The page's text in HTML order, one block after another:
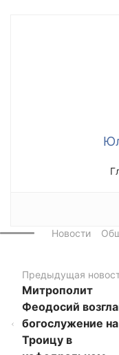
Новости
Предыдущая
Митрополит
Феодосий
богослужение на
Троицу в